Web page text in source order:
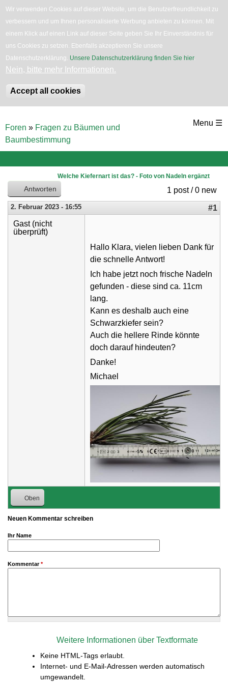
Wir verwenden Cookies auf dieser Website, um die Benutzerfreundlichkeit zu
verbessern und um Ihnen personalisierte Werbung anbieten zu können. Mit
einem Klick auf einen Link auf dieser Seite geben Sie Ihr Einverständnis für
uns Cookies zu setzen. Ebenfalls akzeptieren Sie unsere
Datenschutzerklärung. Unsere Datenschutzerklärung finden Sie hier.
Nein, bitte mehr Informationen.
Accept all cookies
zum
Inhalt
English Bäume Blumen Zurück
Menu ☰
Sie
sind
hier
Foren » Fragen zu Bäumen und
Baumbestimmung
Welche Kiefernart ist das? - Foto von Nadeln ergänzt
1 post / 0 new
Antworten
2. Februar 2023 - 16:55
#1
Gast (nicht
überprüft)
Hallo Klara, vielen lieben Dank für
die schnelle Antwort!
Ich habe jetzt noch frische Nadeln
gefunden - diese sind ca. 11cm
lang.
Kann es deshalb auch eine
Schwarzkiefer sein?
Auch die hellere Rinde könnte
doch darauf hindeuten?
Danke!
Michael
Oben
Neuen Kommentar schreiben
Ihr Name
Kommentar*
Weitere Informationen über Textformate
Keine HTML-Tags erlaubt.
Internet- und E-Mail-Adressen werden automatisch
umgewandelt.